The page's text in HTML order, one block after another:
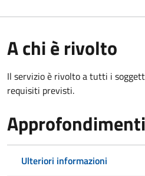
A chi è rivolto
Il servizio è rivolto a tutti i
requisiti previsti.
Approfondimenti
Ulteriori informazioni